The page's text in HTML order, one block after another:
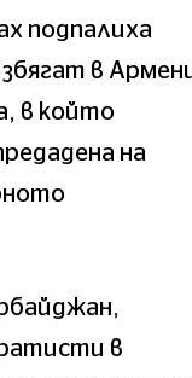
подпалиха
в
в който
на
в